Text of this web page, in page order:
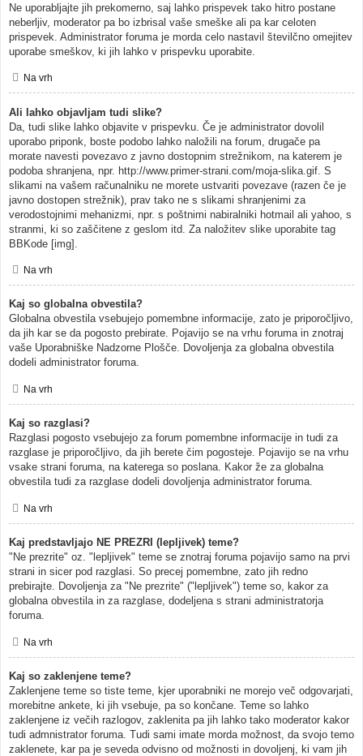
Ne uporabljajte jih prekomerno, saj lahko prispevek tako hitro postane
neberljiv, moderator pa bo izbrisal vaše smeške ali pa kar celoten
prispevek. Administrator foruma je morda celo nastavil številčno omejitev
uporabe smeškov, ki jih lahko v prispevku uporabite.
Na vrh
Ali lahko objavljam tudi slike?
Da, tudi slike lahko objavite v prispevku. Če je administrator dovolil
uporabo priponk, boste podobo lahko naložili na forum, drugače pa
morate navesti povezavo z javno dostopnim strežnikom, na katerem je
podoba shranjena, npr. http://www.primer-strani.com/moja-slika.gif. S
slikami na vašem računalniku ne morete ustvariti povezave (razen če je
javno dostopen strežnik), prav tako ne s slikami shranjenimi za
verodostojnimi mehanizmi, npr. s poštnimi nabiralniki hotmail ali yahoo, s
stranmi, ki so zaščitene z geslom itd. Za naložitev slike uporabite tag
BBKode [img].
Na vrh
Kaj so globalna obvestila?
Globalna obvestila vsebujejo pomembne informacije, zato je priporočljivo,
da jih kar se da pogosto prebirate. Pojavijo se na vrhu foruma in znotraj
vaše Uporabniške Nadzorne Plošče. Dovoljenja za globalna obvestila
dodeli administrator foruma.
Na vrh
Kaj so razglasi?
Razglasi pogosto vsebujejo za forum pomembne informacije in tudi za
razglase je priporočljivo, da jih berete čim pogosteje. Pojavijo se na vrhu
vsake strani foruma, na katerega so poslana. Kakor že za globalna
obvestila tudi za razglase dodeli dovoljenja administrator foruma.
Na vrh
Kaj predstavljajo NE PREZRI (lepljivek) teme?
"Ne prezrite" oz. "lepljivek" teme se znotraj foruma pojavijo samo na prvi
strani in sicer pod razglasi. So precej pomembne, zato jih redno
prebirajte. Dovoljenja za "Ne prezrite" ("lepljivek") teme so, kakor za
globalna obvestila in za razglase, dodeljena s strani administratorja
foruma.
Na vrh
Kaj so zaklenjene teme?
Zaklenjene teme so tiste teme, kjer uporabniki ne morejo več odgovarjati,
morebitne ankete, ki jih vsebuje, pa so končane. Teme so lahko
zaklenjene iz večih razlogov, zaklenita pa jih lahko tako moderator kakor
tudi admnistrator foruma. Tudi sami imate morda možnost, da svojo temo
zaklenete, kar pa je seveda odvisno od možnosti in dovoljenj, ki vam jih